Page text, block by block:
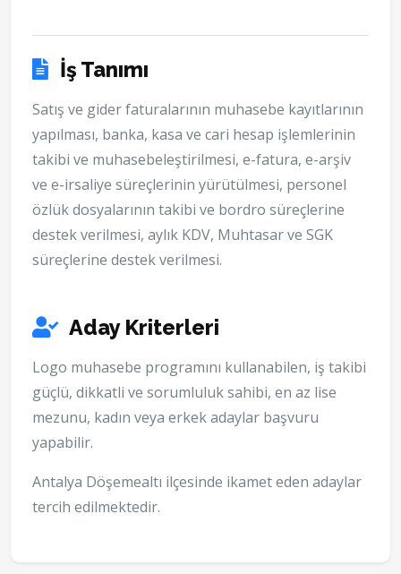
İş Tanımı
Satış ve gider faturalarının muhasebe kayıtlarının
yapılması, banka, kasa ve cari hesap işlemlerinin
takibi ve muhasebeleştirilmesi, e-fatura, e-arşiv
ve e-irsaliye süreçlerinin yürütülmesi, personel
özlük dosyalarının takibi ve bordro süreçlerine
destek verilmesi, aylık KDV, Muhtasar ve SGK
süreçlerine destek verilmesi.
Aday Kriterleri
Logo muhasebe programını kullanabilen, iş takibi
güçlü, dikkatli ve sorumluluk sahibi, en az lise
mezunu, kadın veya erkek adaylar başvuru
yapabilir.
Antalya Döşemealtı ilçesinde ikamet eden adaylar
tercih edilmektedir.